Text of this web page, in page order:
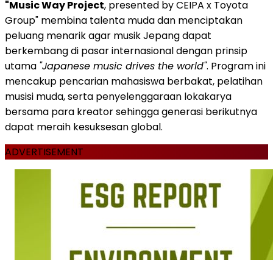
"Music Way Project, presented by CEIPA x Toyota
Group" membina talenta muda dan menciptakan
peluang menarik agar musik Jepang dapat
berkembang di pasar internasional dengan prinsip
utama "Japanese music drives the world". Program ini
mencakup pencarian mahasiswa berbakat, pelatihan
musisi muda, serta penyelenggaraan lokakarya
bersama para kreator sehingga generasi berikutnya
dapat meraih kesuksesan global.
ADVERTISEMENT